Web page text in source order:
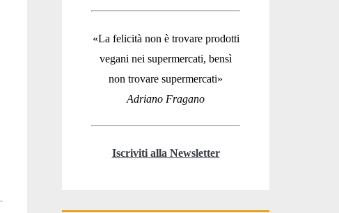
«La felicità non è trovare prodotti
vegani nei supermercati, bensì
non trovare supermercati»
Adriano Fragano
Iscriviti alla Newsletter